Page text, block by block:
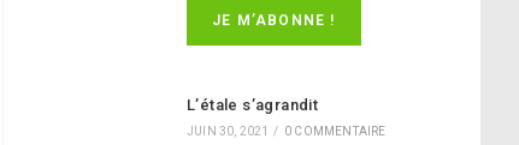
L’étale s’agrandit
JUIN 30, 2021 / 0 COMMENTAIRE